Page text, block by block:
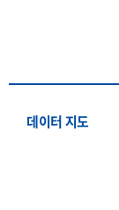
데이터 지도